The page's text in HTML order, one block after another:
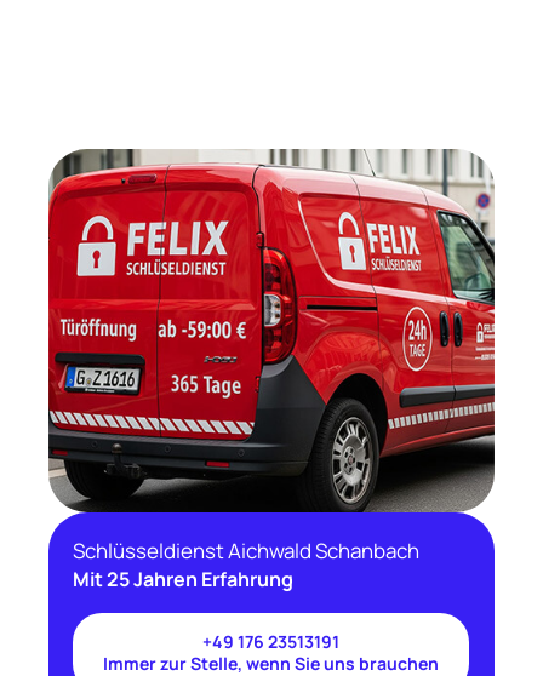
Schlüsseldienst Aichwald Schanbach
Mit 25 Jahren Erfahrung
+49 176 23513191
Immer zur Stelle, wenn Sie uns brauchen